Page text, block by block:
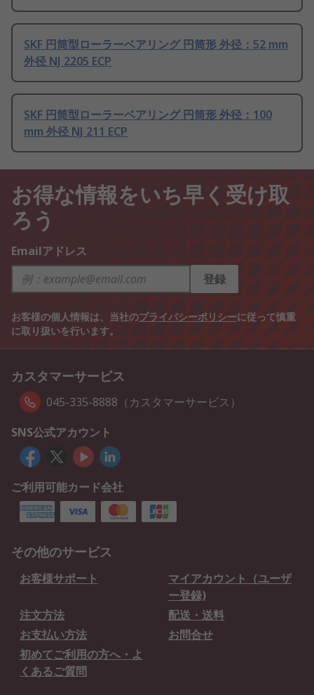
SKF 円筒型ローラーベアリング 円筒形 外径：52 mm
外径 NJ 2205 ECP
SKF 円筒型ローラーベアリング 円筒形 外径：100
mm 外径 NJ 211 ECP
お得な情報をいち早く受け取
ろう
Emailアドレス
登録
お客様の個人情報は、当社のプライバシーポリシーに従って慎重
に取り扱いを行います。
カスタマーサービス
045-335-8888（カスタマーサービス）
SNS公式アカウント
ご利用可能カード会社
その他のサービス
お客様サポート
マイアカウント（ユーザ
ー登録)
注文方法
配送・送料
お支払い方法
お問合せ
初めてご利用の方へ・よ
くあるご質問